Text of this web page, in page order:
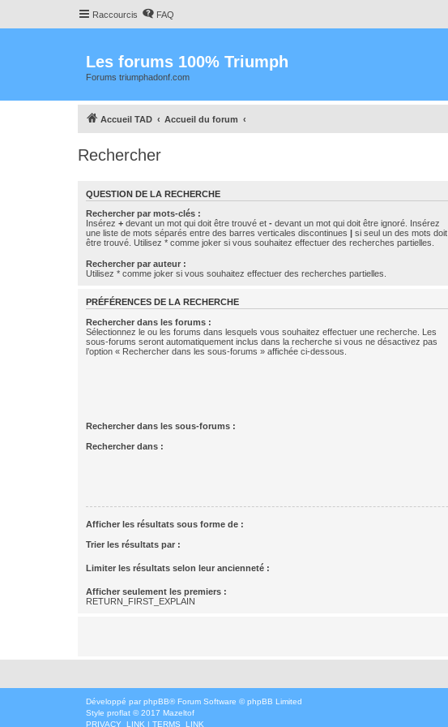
Raccourcis FAQ
Les forums 100% Triumph
Forums triumphadonf.com
Accueil TAD Accueil du forum
Rechercher
QUESTION DE LA RECHERCHE
Rechercher par mots-clés :
Insérez + devant un mot qui doit être trouvé et - devant un mot qui doit être ignoré. Insérez
une liste de mots séparés entre des barres verticales discontinues | si seul un des mots doit
être trouvé. Utilisez * comme joker si vous souhaitez effectuer des recherches partielles.
Rechercher par auteur :
Utilisez * comme joker si vous souhaitez effectuer des recherches partielles.
PRÉFÉRENCES DE LA RECHERCHE
Rechercher dans les forums :
Sélectionnez le ou les forums dans lesquels vous souhaitez effectuer une recherche. Les
sous-forums seront automatiquement inclus dans la recherche si vous ne désactivez pas
l’option « Rechercher dans les sous-forums » affichée ci-dessous.
Rechercher dans les sous-forums :
Rechercher dans :
Afficher les résultats sous forme de :
Trier les résultats par :
Limiter les résultats selon leur ancienneté :
Afficher seulement les premiers :
RETURN_FIRST_EXPLAIN
Développé par phpBB® Forum Software © phpBB Limited
Style proflat © 2017 Mazeltof
PRIVACY_LINK | TERMS_LINK